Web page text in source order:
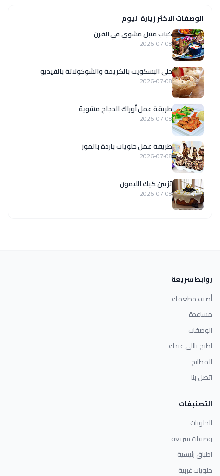
الوصفات الاكثر زيارة اليوم
كباب متبل مشوي في الفرن
2026-07-08
حلى البسكويت بالكريمة والشوكولاتة بالفيديو
2026-07-08
طريقة عمل أوراك الدجاج مشوية
2026-07-08
طريقة عمل حلويات باردة بالموز
2026-07-08
تزيين كيك الليمون
2026-07-08
روابط سريعة
أضف مطعمك
مساعدة
الوصفات
اطبخ باللي عندك
المطابخ
اتصل بنا
التصنيفات
الحلويات
وصفات سريعة
اطباق رئيسية
حلويات غربية